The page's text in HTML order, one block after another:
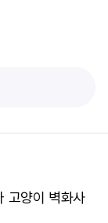
고양이 벽화사